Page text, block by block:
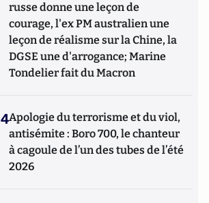
russe donne une leçon de
courage, l'ex PM australien une
leçon de réalisme sur la Chine, la
DGSE une d'arrogance; Marine
Tondelier fait du Macron
4Apologie du terrorisme et du viol,
antisémite : Boro 700, le chanteur
à cagoule de l’un des tubes de l’été
2026